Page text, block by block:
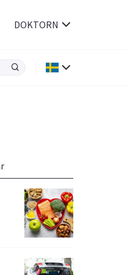
Sex & Samliv
Sömn & Stress
DOKTORN